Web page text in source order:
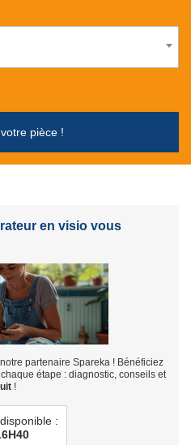
pièce !
en visio vous
partenaire Spareka ! Bénéficiez
étape : diagnostic, conseils et
!
: